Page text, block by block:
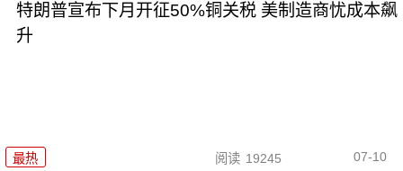
特朗普宣布下月开征50%铜关税 美制造商忧成本飙
升
最热 阅读 19245 07-10